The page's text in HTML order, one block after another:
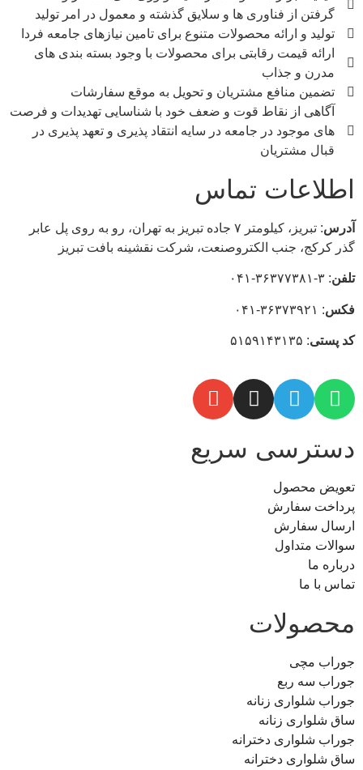
گرفتن از فناوری ها و سلایق گذشته و معمول در امر تولید
تولید و ارائه محصولات متنوع برای تامین نیازهای جامعه فردا
ارائه قیمت رقابتی برای محصولات با وجود بسته بندی های
مدرن و جذاب
تضمین منافع مشتریان و تحويل به موقع سفارشات
آگاهی از نقاط قوت و ضعف خود با شناسایی تهدیدات و فرصت
های موجود در جامعه در سایه انتقاد پذیری و تعهد پذیری در
قبال مشتریان
اطلاعات تماس
آدرس
: تبریز، كيلومتر ۷ جاده تبريز به تهران، رو به روی پل عابر
گذر کرکج، جنب الکتروصنعت، شركت نقشينه بافت تبريز
تلفن: ۳-۳۶۳۷۷۳۸۱-۰۴۱
فکس: ۳۶۳۷۳۹۲۱-۰۴۱
كد پستی: ۵۱۵۹۱۴۳۱۳۵
دسترسی سریع
تعویض محصول
پرداخت سفارش
ارسال سفارش
سوالات متداول
درباره ما
تماس با ما
محصولات
جوراب مچی
جوراب سه ربع
جوراب شلواری زنانه
ساق شلواری زنانه
جوراب شلواری دخترانه
ساق شلواری دخترانه